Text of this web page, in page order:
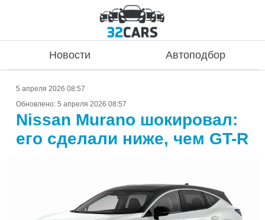
Новости Автоподбор
5 апреля 2026 08:57
Обновлено: 5 апреля 2026 08:57
Nissan Murano шокировал:
его сделали ниже, чем GT-R